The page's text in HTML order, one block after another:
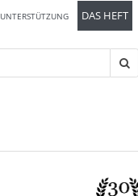
UNTERSTÜTZUNG DAS HEFT